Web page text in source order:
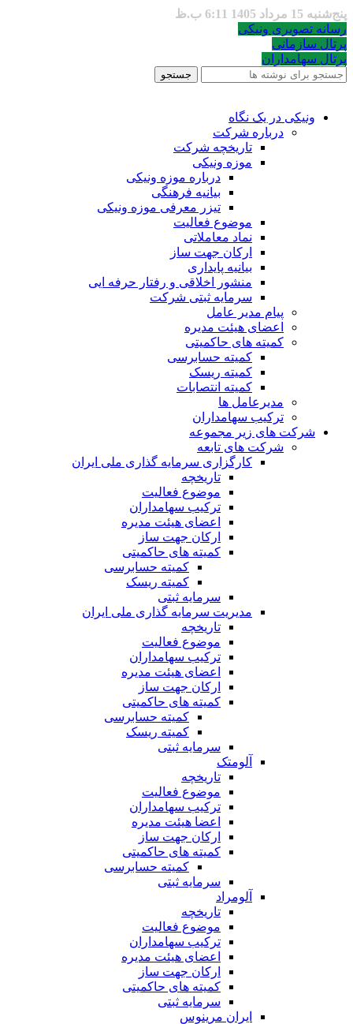
پنج‌شنبه 15 مرداد 1405 6:11 ب.ظ
رسانه تصویری ونیکی
پرتال سازمانی
پرتال سهامداران
جستجو
ونیکی در یک نگاه
درباره شرکت
تاریخچه شرکت
موزه ونیکی
درباره موزه ونیکی
بیانیه فرهنگی
تیزر معرفی موزه ونیکی
موضوع فعالیت
نماد معاملاتی
ارکان جهت ساز
بیانیه پایداری
منشور اخلاقی و رفتار حرفه ایی
سرمایه ثبتی شرکت
پیام مدیر عامل
اعضای هیئت مدیره
کمیته های حاکمیتی
کمیته حسابرسی
کمیته ریسک
کمیته انتصابات
مدیرعامل ها
ترکیب سهامداران
شرکت های زیر مجموعه
شرکت های تابعه
کارگزاری سرمایه گذاری ملی ایران
تاریخچه
موضوع فعالیت
ترکیب سهامداران
اعضای هیئت مدیره
ارکان جهت ساز
کمیته های حاکمیتی
کمیته حسابرسی
کمیته ریسک
سرمایه ثبتی
مدیریت سرمایه گذاری ملی ایران
تاریخچه
موضوع فعالیت
ترکیب سهامداران
اعضای هیئت مدیره
ارکان جهت ساز
کمیته های حاکمیتی
کمیته حسابرسی
کمیته ریسک
سرمایه ثبتی
آلومتک
تاریخچه
موضوع فعالیت
ترکیب سهامداران
اعضا هیئت مدیره
ارکان جهت ساز
کمیته های حاکمیتی
کمیته حسابرسی
سرمایه ثبتی
آلومراد
تاریخچه
موضوع فعالیت
ترکیب سهامداران
اعضای هیئت مدیره
ارکان جهت ساز
کمیته های حاکمیتی
سرمایه ثبتی
ایران مرینوس